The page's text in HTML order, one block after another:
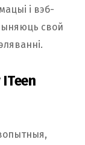
і вэб-
свой